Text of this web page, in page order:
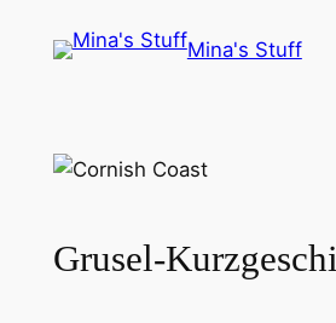
Mina's Stuff
Grusel-